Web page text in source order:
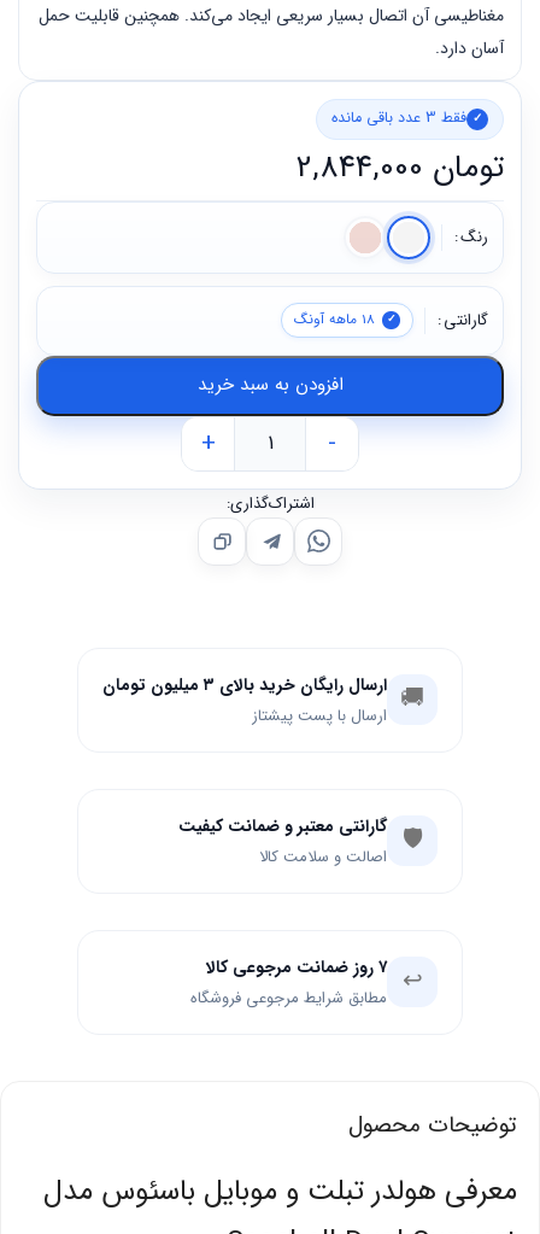
مغناطیسی آن اتصال بسیار سریعی ایجاد می‌کند. همچنین قابلیت حمل
آسان دارد.
تومان
فقط 3 عدد باقی مانده
رنگ
گارانتی 18 ماهه آونگ
-
+
افزودن به سبد خرید
اشتراک‌گذاری:
🚚 ارسال رایگان خرید بالای ۳ میلیون تومان
ارسال با پست پیشتاز
🛡️ گارانتی معتبر و ضمانت کیفیت
اصالت و سلامت کالا
↩️ ۷ روز ضمانت مرجوعی کالا
مطابق شرایط مرجوعی فروشگاه
توضیحات محصول
معرفی هولدر تبلت و موبایل باسئوس مدل